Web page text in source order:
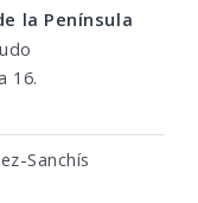
la Península
16.
Sanchís